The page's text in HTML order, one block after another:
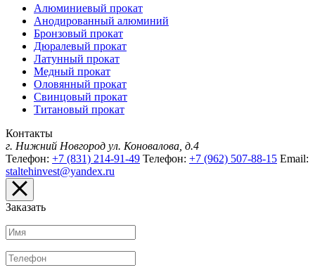
Алюминиевый прокат
Анодированный алюминий
Бронзовый прокат
Дюралевый прокат
Латунный прокат
Медный прокат
Оловянный прокат
Свинцовый прокат
Титановый прокат
Контакты
г. Нижний Новгород ул. Коновалова, д.4
Телефон: +7 (831) 214-91-49 Телефон: +7 (962) 507-88-15 Email:
staltehinvest@yandex.ru
Заказать